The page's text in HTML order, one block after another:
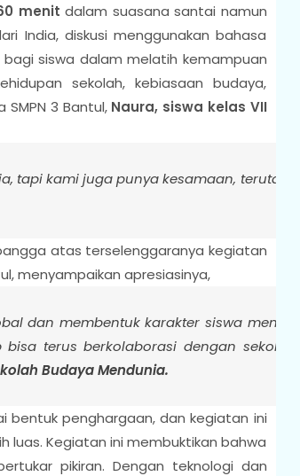
menit dalam suasana santai namun
India, diskusi menggunakan bahasa
siswa dalam melatih kemampuan
sekolah, kebiasaan budaya,
3 Bantul, Naura, siswa kelas VII
tapi kami juga punya kesamaan, terutama
atas terselenggaranya kegiatan
menyampaikan apresiasinya,
dan membentuk karakter siswa menjadi
terus berkolaborasi dengan sekolah-
Budaya Mendunia.
bentuk penghargaan, dan kegiatan ini
luas. Kegiatan ini membuktikan bahwa
pikiran. Dengan teknologi dan